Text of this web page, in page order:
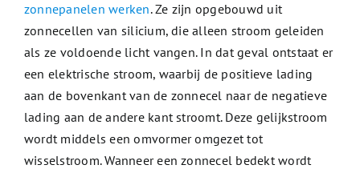
zonnepanelen werken. Ze zijn opgebouwd uit
zonnecellen van silicium, die alleen stroom geleiden
als ze voldoende licht vangen. In dat geval ontstaat er
een elektrische stroom, waarbij de positieve lading
aan de bovenkant van de zonnecel naar de negatieve
lading aan de andere kant stroomt. Deze gelijkstroom
wordt middels een omvormer omgezet tot
wisselstroom. Wanneer een zonnecel bedekt wordt